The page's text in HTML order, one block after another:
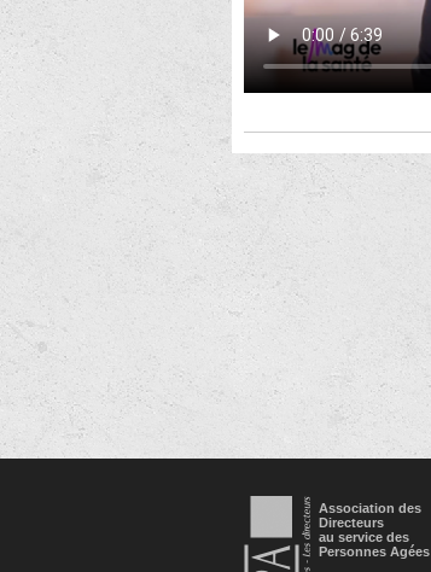
Association des
Directeurs
au service des
Personnes Agées